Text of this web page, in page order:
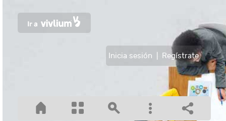
Inicia sesión Regístrate